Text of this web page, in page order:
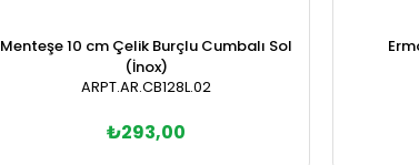
Menteşe 10 cm Çelik Burçlu Cumbalı Sol
(İnox)
ARPT.AR.CB128L.02
₺293,00